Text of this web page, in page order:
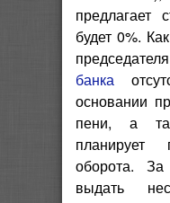
предлагает
будет 0%.
банка
основании
пени, а
оборота.
выдать